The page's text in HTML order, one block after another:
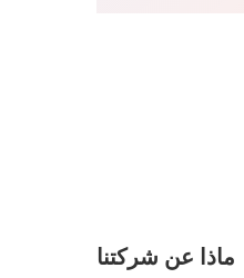
ماذا عن شركتنا